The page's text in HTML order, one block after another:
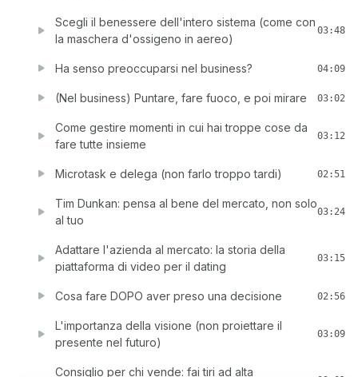
Scegli il benessere dell'intero sistema (come con
la maschera d'ossigeno in aereo)
03:48
Ha senso preoccuparsi nel business? 04:09
(Nel business) Puntare, fare fuoco, e poi mirare 03:02
Come gestire momenti in cui hai troppe cose da
fare tutte insieme
03:12
Microtask e delega (non farlo troppo tardi) 02:51
Tim Dunkan: pensa al bene del mercato, non solo
al tuo
03:24
Adattare l'azienda al mercato: la storia della
piattaforma di video per il dating
03:15
Cosa fare DOPO aver preso una decisione 02:56
L'importanza della visione (non proiettare il
presente nel futuro)
03:09
Consiglio per chi vende: fai tiri ad alta